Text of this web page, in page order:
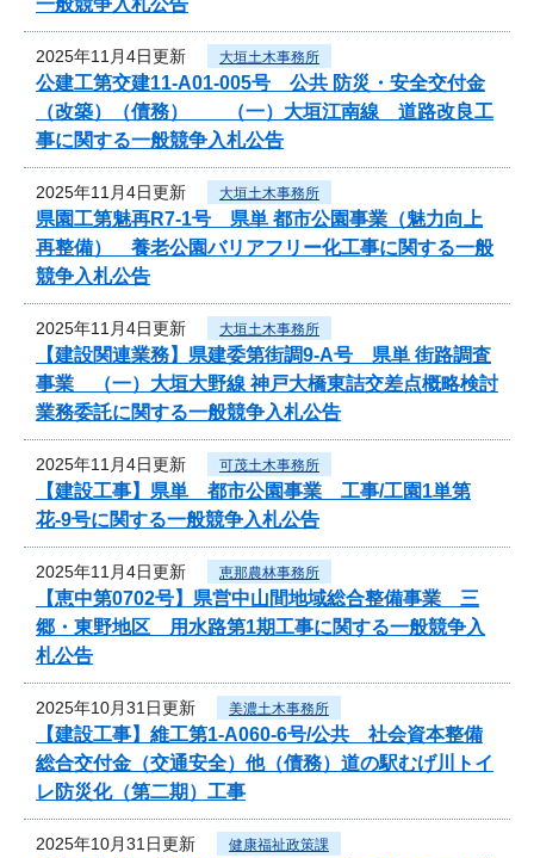
2025年11月4日更新 大垣土木事務所
公建工第交建11-A01-005号 公共 防災・安全交付金
（改築）（債務） （一）大垣江南線 道路改良工
事に関する一般競争入札公告
2025年11月4日更新 大垣土木事務所
県園工第魅再R7-1号 県単 都市公園事業（魅力向上
再整備） 養老公園バリアフリー化工事に関する一般
競争入札公告
2025年11月4日更新 大垣土木事務所
【建設関連業務】県建委第街調9-A号 県単 街路調査
事業 （一）大垣大野線 神戸大橋東詰交差点概略検討
業務委託に関する一般競争入札公告
2025年11月4日更新 可茂土木事務所
【建設工事】県単 都市公園事業 工事/工園1単第
花-9号に関する一般競争入札公告
2025年11月4日更新 恵那農林事務所
【恵中第0702号】県営中山間地域総合整備事業 三
郷・東野地区 用水路第1期工事に関する一般競争入
札公告
2025年10月31日更新 美濃土木事務所
【建設工事】維工第1-A060-6号/公共 社会資本整備
総合交付金（交通安全）他（債務）道の駅むげ川トイ
レ防災化（第二期）工事
2025年10月31日更新 健康福祉政策課